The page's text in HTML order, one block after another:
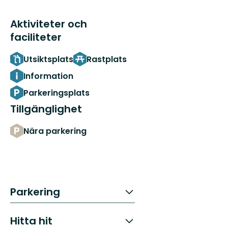
Aktiviteter och
faciliteter
Utsiktsplats
Rastplats
Information
Parkeringsplats
Tillgänglighet
Nära parkering
Parkering
Hitta hit